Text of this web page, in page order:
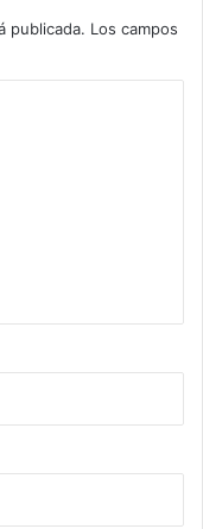
publicada. Los campos